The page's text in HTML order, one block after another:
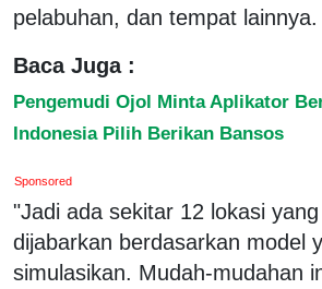
pelabuhan, dan tempat lainnya.
Baca Juga :
Pengemudi Ojol Minta Aplikator
Indonesia Pilih Berikan Bansos
Sponsored
"Jadi ada sekitar 12 lokasi
dijabarkan berdasarkan model
simulasikan. Mudah-mudahan